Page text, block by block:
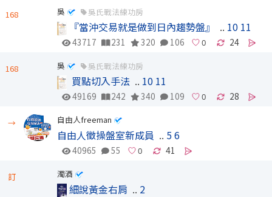
168 吳 吳氏戰法練功房
『當沖交易就是做到日內趨勢盤』 .. 10 11
43717 231 320 106 24
168 吳 吳氏戰法練功房
買點切入手法 .. 10 11
49169 242 340 109 28
→ 自由人freeman
自由人徵操盤室新成員 .. 56
40965 55 41
訂 濁酒
細說黃金右肩 .. 2